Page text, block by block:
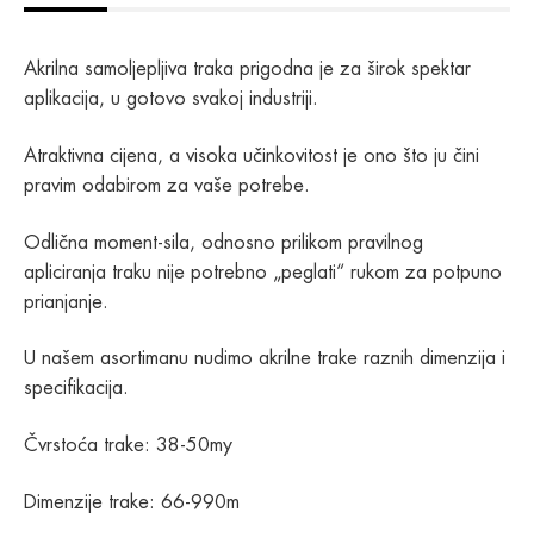
Akrilna samoljepljiva traka prigodna je za širok spektar
aplikacija, u gotovo svakoj industriji.
Atraktivna cijena, a visoka učinkovitost je ono što ju čini
pravim odabirom za vaše potrebe.
Odlična moment-sila, odnosno prilikom pravilnog
apliciranja traku nije potrebno „peglati“ rukom za potpuno
prianjanje.
U našem asortimanu nudimo akrilne trake raznih dimenzija i
specifikacija.
Čvrstoća trake: 38-50my
Dimenzije trake: 66-990m